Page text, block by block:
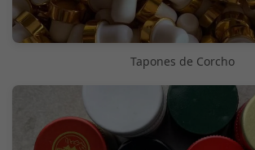
Tapones de Corcho